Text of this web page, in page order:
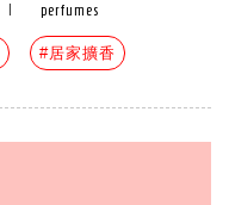
perfumes
#居家擴香